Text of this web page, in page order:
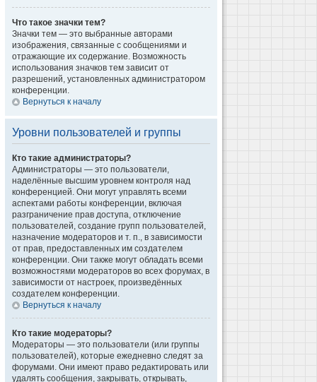
Что такое значки тем?
Значки тем — это выбранные авторами
изображения, связанные с сообщениями и
отражающие их содержание. Возможность
использования значков тем зависит от
разрешений, установленных администратором
конференции.
Вернуться к началу
Уровни пользователей и группы
Кто такие администраторы?
Администраторы — это пользователи,
наделённые высшим уровнем контроля над
конференцией. Они могут управлять всеми
аспектами работы конференции, включая
разграничение прав доступа, отключение
пользователей, создание групп пользователей,
назначение модераторов и т. п., в зависимости
от прав, предоставленных им создателем
конференции. Они также могут обладать всеми
возможностями модераторов во всех форумах, в
зависимости от настроек, произведённых
создателем конференции.
Вернуться к началу
Кто такие модераторы?
Модераторы — это пользователи (или группы
пользователей), которые ежедневно следят за
форумами. Они имеют право редактировать или
удалять сообщения, закрывать, открывать,